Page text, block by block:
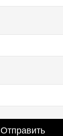
Отправить